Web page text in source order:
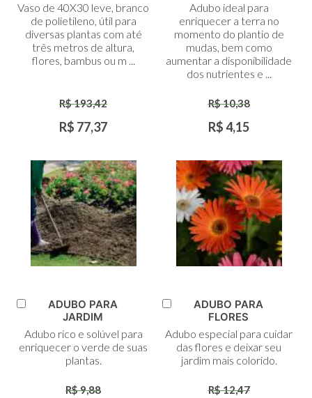
Carrinho
Vaso de 40X30 leve, branco
de polietileno, útil para
diversas plantas com até
três metros de altura,
flores, bambus ou m ...
R$ 193,42
R$ 77,37
CarrinhoAdubo ideal para
enriquecer a terra no
momento do plantio de
mudas, bem como
aumentar a disponibilidade
dos nutrientes e ...
R$ 10,38
R$ 4,15
Carrinho
ADUBO PARA
JARDIM
Adubo rico e solúvel para
enriquecer o verde de suas
plantas.
R$ 9,88
Adicionar
Carrinho
ADUBO PARA
FLORES
Adubo especial para cuidar
das flores e deixar seu
jardim mais colorido.
R$ 12,47